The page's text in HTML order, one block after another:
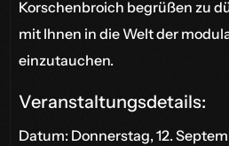
Korschenbroich begrüßen zu
mit Ihnen in die Welt der
einzutauchen.
Veranstaltungsdetails:
Datum: Donnerstag, 12.